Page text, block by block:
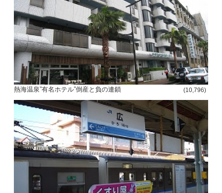
熱海温泉”有名ホテル”倒産と負の連鎖 (10,796)